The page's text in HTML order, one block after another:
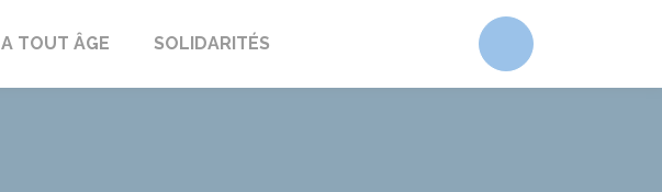
A TOUT ÂGE SOLIDARITÉS Accéder au